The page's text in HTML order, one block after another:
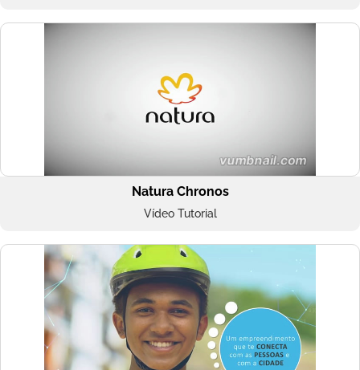
Natura Chronos
Vídeo Tutorial